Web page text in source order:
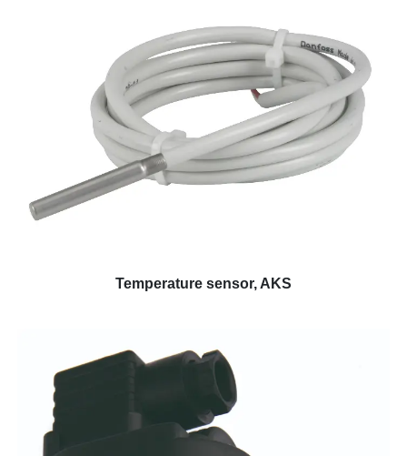
Temperature sensor, AKS